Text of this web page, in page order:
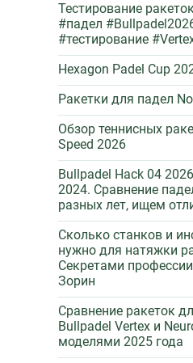
Тестирование
#падел
#тестирование
Hexagon Padel Cup
Ракетки для падел
Обзор теннисных
Speed 2026
Bullpadel Hack 04
2024. Сравнение
разных лет, ищем
Сколько станков и
нужно для натяжки
Секретами
Зорин
Сравнение ракеток
Bullpadel Vertex и
моделями 2025 года